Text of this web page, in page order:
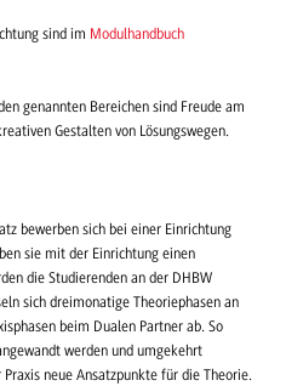
sind im Modulhandbuch
genannten Bereichen sind Freude am
Gestalten von Lösungswegen.
bewerben sich bei einer Einrichtung
sie mit der Einrichtung einen
die Studierenden an der DHBW
sich dreimonatige Theoriephasen an
beim Dualen Partner ab. So
werden und umgekehrt
neue Ansatzpunkte für die Theorie.